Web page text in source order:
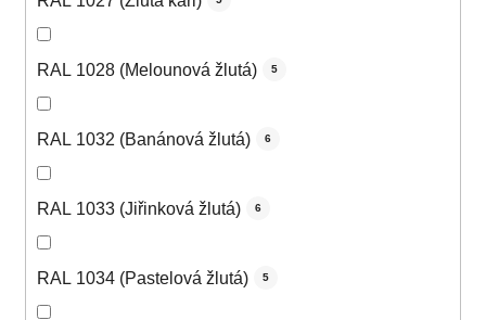
RAL 1028 (Melounová žlutá) 5
RAL 1032 (Banánová žlutá) 6
RAL 1033 (Jiřinková žlutá) 6
RAL 1034 (Pastelová žlutá) 5